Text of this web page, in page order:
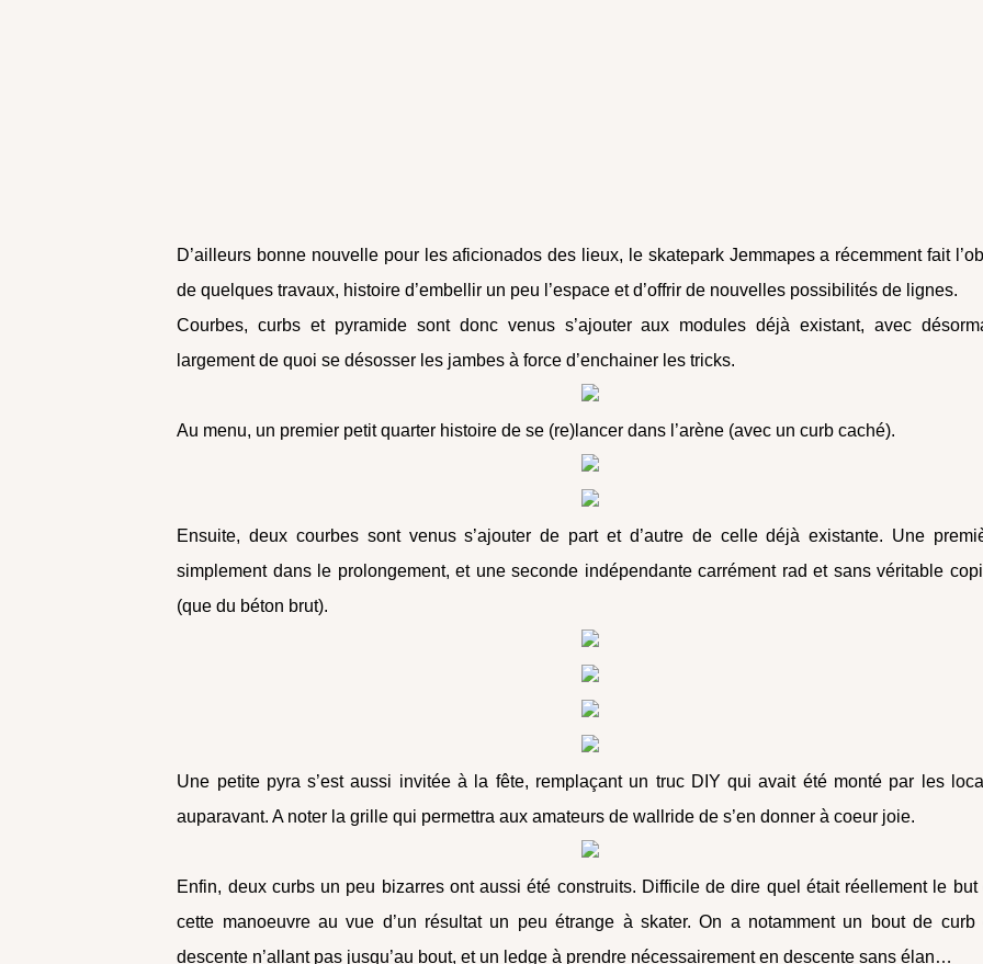
D’ailleurs bonne nouvelle pour les aficionados des lieux, le skatepark Jemmapes a récemment fait
de quelques travaux, histoire d’embellir un peu l’espace et d’offrir de nouvelles possibilités de lignes.
Courbes, curbs et pyramide sont donc venus s’ajouter aux modules déjà existant, avec
largement de quoi se désosser les jambes à force d’enchainer les tricks.
Au menu, un premier petit quarter histoire de se (re)lancer dans l’arène (avec un curb caché).
Ensuite, deux courbes sont venus s’ajouter de part et d’autre de celle déjà existante. Une
simplement dans le prolongement, et une seconde indépendante carrément rad et sans véritable
(que du béton brut).
Une petite pyra s’est aussi invitée à la fête, remplaçant un truc DIY qui avait été monté par les
auparavant. A noter la grille qui permettra aux amateurs de wallride de s’en donner à coeur joie.
Enfin, deux curbs un peu bizarres ont aussi été construits. Difficile de dire quel était réellement le but
cette manoeuvre au vue d’un résultat un peu étrange à skater. On a notamment un bout de curb
descente n’allant pas jusqu’au bout, et un ledge à prendre nécessairement en descente sans élan…